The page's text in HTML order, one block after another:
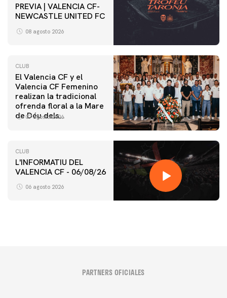
PREVIA | VALENCIA CF-
NEWCASTLE UNITED FC
08 agosto 2026
CLUB
El Valencia CF y el
Valencia CF Femenino
realizan la tradicional
ofrenda floral a la Mare
de Déu dels
07 agosto 2026
CLUB
L'INFORMATIU DEL
VALENCIA CF - 06/08/26
06 agosto 2026
PARTNERS OFICIALES